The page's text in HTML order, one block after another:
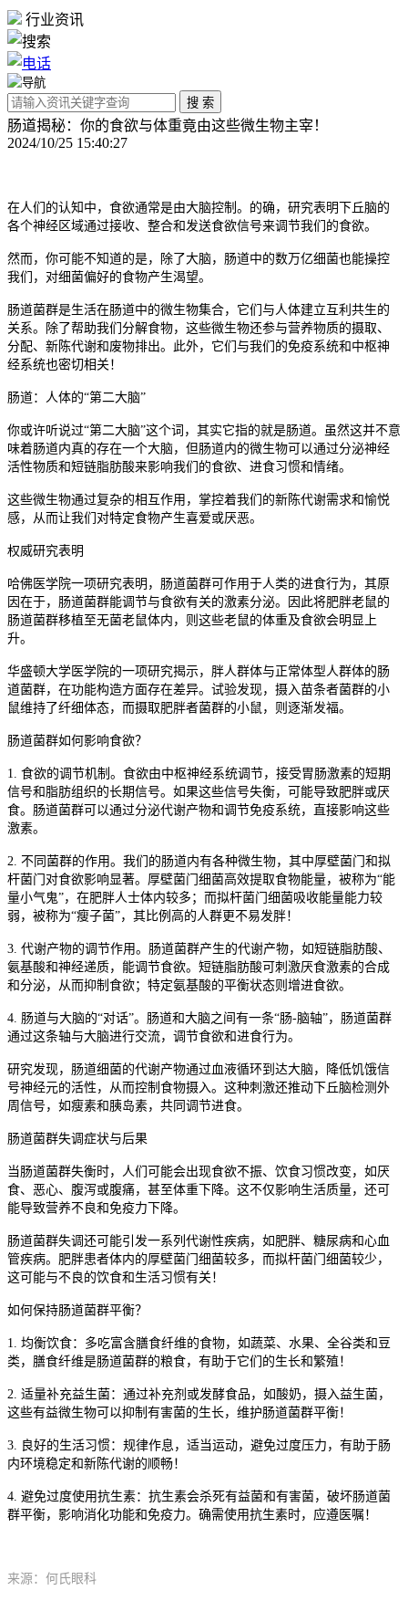
行业资讯
肠道揭秘：你的食欲与体重竟由这些微生物主宰！
2024/10/25 15:40:27
在人们的认知中，食欲通常是由大脑控制。的确，研究表明下丘脑的
各个神经区域通过接收、整合和发送食欲信号来调节我们的食欲。
然而，你可能不知道的是，除了大脑，肠道中的数万亿细菌也能操控
我们，对细菌偏好的食物产生渴望。
肠道菌群是生活在肠道中的微生物集合，它们与人体建立互利共生的
关系。除了帮助我们分解食物，这些微生物还参与营养物质的摄取、
分配、新陈代谢和废物排出。此外，它们与我们的免疫系统和中枢神
经系统也密切相关！
肠道：人体的“第二大脑”
你或许听说过“第二大脑”这个词，其实它指的就是肠道。虽然这并不意
味着肠道内真的存在一个大脑，但肠道内的微生物可以通过分泌神经
活性物质和短链脂肪酸来影响我们的食欲、进食习惯和情绪。
这些微生物通过复杂的相互作用，掌控着我们的新陈代谢需求和愉悦
感，从而让我们对特定食物产生喜爱或厌恶。
权威研究表明
哈佛医学院一项研究表明，肠道菌群可作用于人类的进食行为，其原
因在于，肠道菌群能调节与食欲有关的激素分泌。因此将肥胖老鼠的
肠道菌群移植至无菌老鼠体内，则这些老鼠的体重及食欲会明显上
升。
华盛顿大学医学院的一项研究揭示，胖人群体与正常体型人群体的肠
道菌群，在功能构造方面存在差异。试验发现，摄入苗条者菌群的小
鼠维持了纤细体态，而摄取肥胖者菌群的小鼠，则逐渐发福。
肠道菌群如何影响食欲？
1. 食欲的调节机制。食欲由中枢神经系统调节，接受胃肠激素的短期
信号和脂肪组织的长期信号。如果这些信号失衡，可能导致肥胖或厌
食。肠道菌群可以通过分泌代谢产物和调节免疫系统，直接影响这些
激素。
2. 不同菌群的作用。我们的肠道内有各种微生物，其中厚壁菌门和拟
杆菌门对食欲影响显著。厚壁菌门细菌高效提取食物能量，被称为“能
量小气鬼”，在肥胖人士体内较多；而拟杆菌门细菌吸收能量能力较
弱，被称为“瘦子菌”，其比例高的人群更不易发胖！
3. 代谢产物的调节作用。肠道菌群产生的代谢产物，如短链脂肪酸、
氨基酸和神经递质，能调节食欲。短链脂肪酸可刺激厌食激素的合成
和分泌，从而抑制食欲；特定氨基酸的平衡状态则增进食欲。
4. 肠道与大脑的“对话”。肠道和大脑之间有一条“肠-脑轴”，肠道菌群
通过这条轴与大脑进行交流，调节食欲和进食行为。
研究发现，肠道细菌的代谢产物通过血液循环到达大脑，降低饥饿信
号神经元的活性，从而控制食物摄入。这种刺激还推动下丘脑检测外
周信号，如瘦素和胰岛素，共同调节进食。
肠道菌群失调症状与后果
当肠道菌群失衡时，人们可能会出现食欲不振、饮食习惯改变，如厌
食、恶心、腹泻或腹痛，甚至体重下降。这不仅影响生活质量，还可
能导致营养不良和免疫力下降。
肠道菌群失调还可能引发一系列代谢性疾病，如肥胖、糖尿病和心血
管疾病。肥胖患者体内的厚壁菌门细菌较多，而拟杆菌门细菌较少，
这可能与不良的饮食和生活习惯有关！
如何保持肠道菌群平衡？
1. 均衡饮食：多吃富含膳食纤维的食物，如蔬菜、水果、全谷类和豆
类，膳食纤维是肠道菌群的粮食，有助于它们的生长和繁殖！
2. 适量补充益生菌：通过补充剂或发酵食品，如酸奶，摄入益生菌，
这些有益微生物可以抑制有害菌的生长，维护肠道菌群平衡！
3. 良好的生活习惯：规律作息，适当运动，避免过度压力，有助于肠
内环境稳定和新陈代谢的顺畅！
4. 避免过度使用抗生素：抗生素会杀死有益菌和有害菌，破坏肠道菌
群平衡，影响消化功能和免疫力。确需使用抗生素时，应遵医嘱！
来源： 何氏眼科